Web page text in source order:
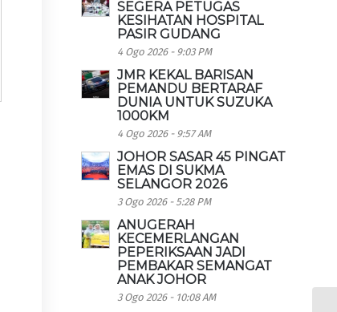
SEGERA PETUGAS
KESIHATAN HOSPITAL
PASIR GUDANG
4 Ogo 2026 - 9:03 PM
JMR KEKAL BARISAN
PEMANDU BERTARAF
DUNIA UNTUK SUZUKA
1000KM
4 Ogo 2026 - 9:57 AM
JOHOR SASAR 45 PINGAT
EMAS DI SUKMA
SELANGOR 2026
3 Ogo 2026 - 5:28 PM
ANUGERAH
KECEMERLANGAN
PEPERIKSAAN JADI
PEMBAKAR SEMANGAT
ANAK JOHOR
3 Ogo 2026 - 10:08 AM